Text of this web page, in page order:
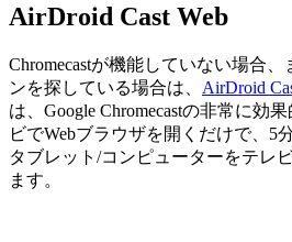
AirDroid Cast Web
Chromecastが機能していない場合
ンを探している場合は、 AirDroid
は、Google Chromecastの非常に効
ビでWebブラウザを開くだけで、5
タブレット/コンピューターをテレ
ます。